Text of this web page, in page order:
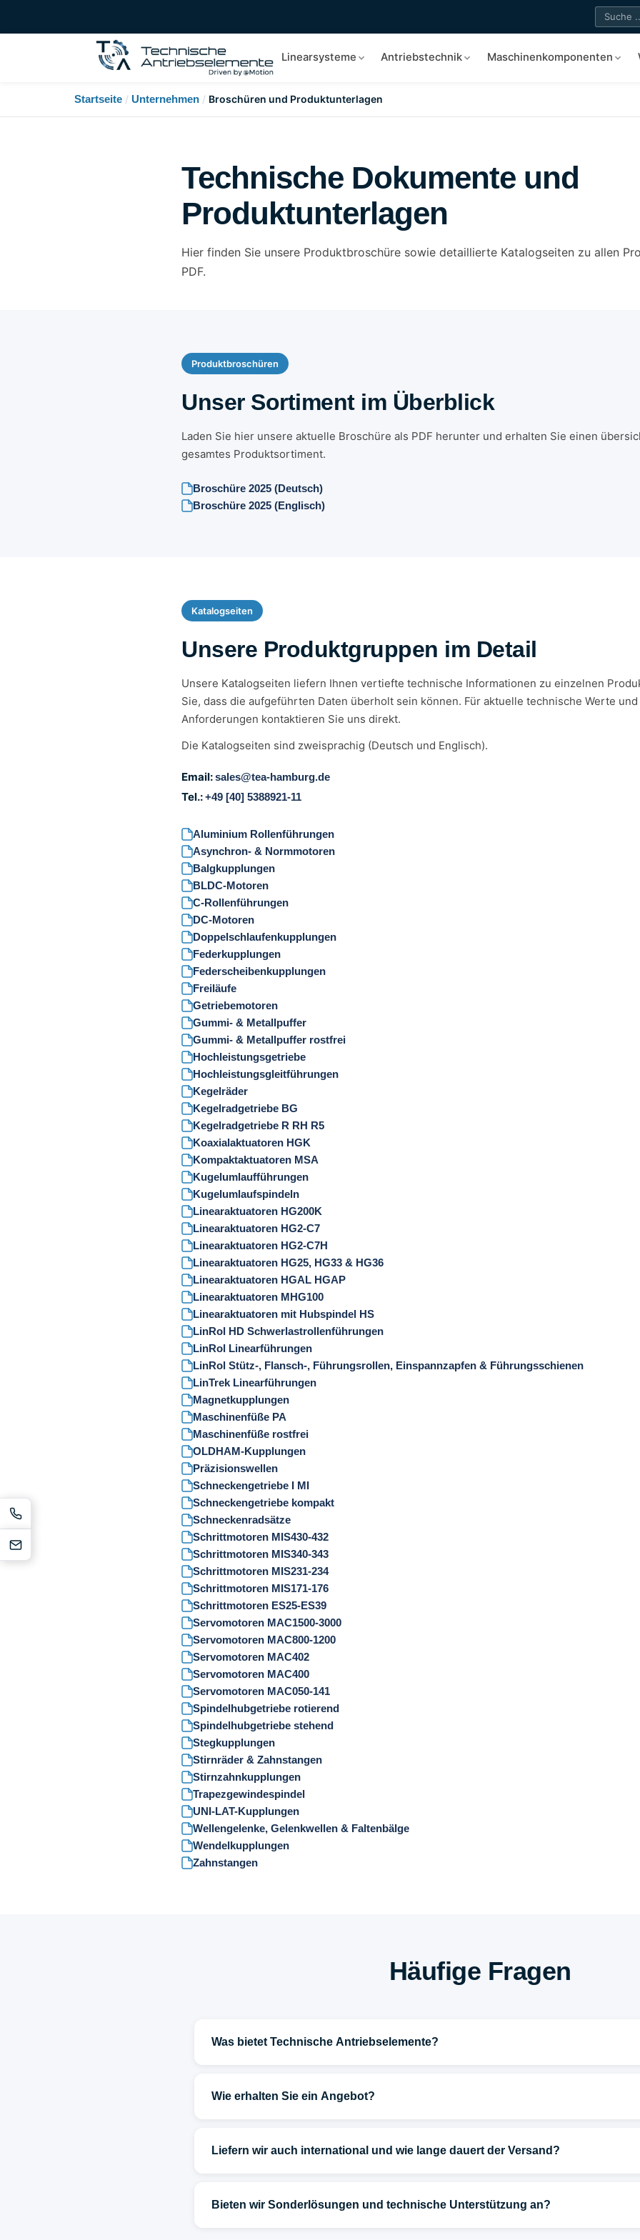
Linearsysteme Antriebstechnik Maschinenkomponenten
Startseite / Unternehmen / Broschüren und Produktunterlagen
Technische Dokumente und
Produktunterlagen
Hier finden Sie unsere Produktbroschüre sowie detaillierte Katalogseiten zu allen
PDF.
Produktbroschüren
Unser Sortiment im Überblick
Laden Sie hier unsere aktuelle Broschüre als PDF herunter und erhalten Sie einen
gesamtes Produktsortiment.
Broschüre 2025 (Deutsch)
Broschüre 2025 (Englisch)
Katalogseiten
Unsere Produktgruppen im Detail
Unsere Katalogseiten liefern Ihnen vertiefte technische Informationen zu einzelnen
Sie, dass die aufgeführten Daten überholt sein können. Für aktuelle technische Werte
Anforderungen kontaktieren Sie uns direkt.
Die Katalogseiten sind zweisprachig (Deutsch und Englisch).
Email:sales@tea-hamburg.de
Tel.:+49 [40] 5388921-11
Aluminium Rollenführungen
Asynchron- & Normmotoren
Balgkupplungen
BLDC-Motoren
C-Rollenführungen
DC-Motoren
Doppelschlaufenkupplungen
Federkupplungen
Federscheibenkupplungen
Freiläufe
Getriebemotoren
Gummi- & Metallpuffer
Gummi- & Metallpuffer rostfrei
Hochleistungsgetriebe
Hochleistungsgleitführungen
Kegelräder
Kegelradgetriebe BG
Kegelradgetriebe R RH R5
Koaxialaktuatoren HGK
Kompaktaktuatoren MSA
Kugelumlaufführungen
Kugelumlaufspindeln
Linearaktuatoren HG200K
Linearaktuatoren HG2-C7
Linearaktuatoren HG2-C7H
Linearaktuatoren HG25, HG33 & HG36
Linearaktuatoren HGAL HGAP
Linearaktuatoren MHG100
Linearaktuatoren mit Hubspindel HS
LinRol HD Schwerlastrollen­führungen
LinRol Linearführungen
LinRol Stütz-, Flansch-, Führungsrollen, Einspannzapfen & Führungsschienen
LinTrek Linearführungen
Magnetkupplungen
Maschinenfüße PA
Maschinenfüße rostfrei
OLDHAM-Kupplungen
Präzisionswellen
Schneckengetriebe I MI
Schneckengetriebe kompakt
Schneckenradsätze
Schrittmotoren MIS430-432
Schrittmotoren MIS340-343
Schrittmotoren MIS231-234
Schrittmotoren MIS171-176
Schrittmotoren ES25-ES39
Servomotoren MAC1500-3000
Servomotoren MAC800-1200
Servomotoren MAC402
Servomotoren MAC400
Servomotoren MAC050-141
Spindelhubgetriebe rotierend
Spindelhubgetriebe stehend
Stegkupplungen
Stirnräder & Zahnstangen
Stirnzahnkupplungen
Trapezgewindespindel
UNI-LAT-Kupplungen
Wellengelenke, Gelenkwellen & Faltenbälge
Wendelkupplungen
Zahnstangen
Häufige Fragen
Was bietet Technische Antriebselemente?
Wie erhalten Sie ein Angebot?
Liefern wir auch international und wie lange dauert der Versand?
Bieten wir Sonderlösungen und technische Unterstützung an?